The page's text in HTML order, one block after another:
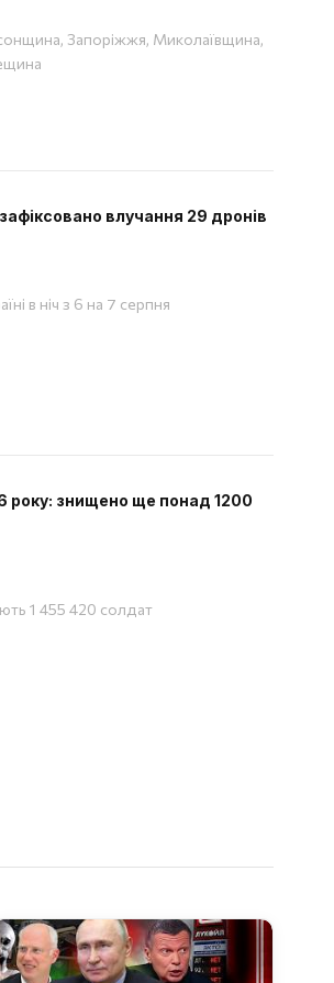
Запоріжжя, Миколаївщина,
влучання 29 дронів
в ніч з 6 на 7 серпня
року: знищено ще понад 1200
1 455 420 солдат